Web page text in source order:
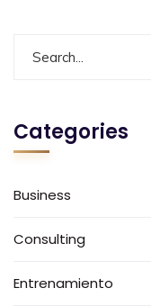
Categories
Business
Consulting
Entrenamiento